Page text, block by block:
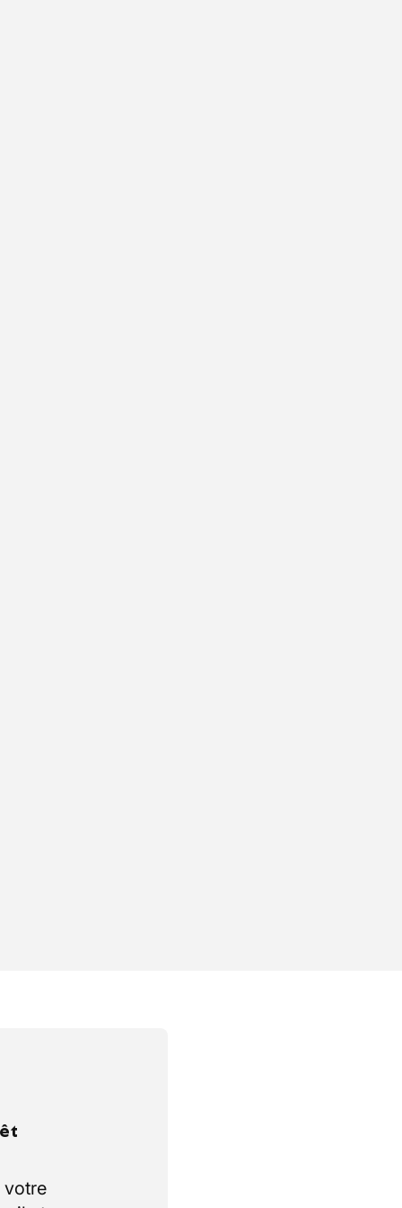
votre